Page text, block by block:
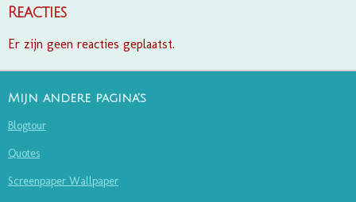
Reacties
Er zijn geen reacties geplaatst.
Mijn andere pagina's
Blogtour
Quotes
Screenpaper Wallpaper